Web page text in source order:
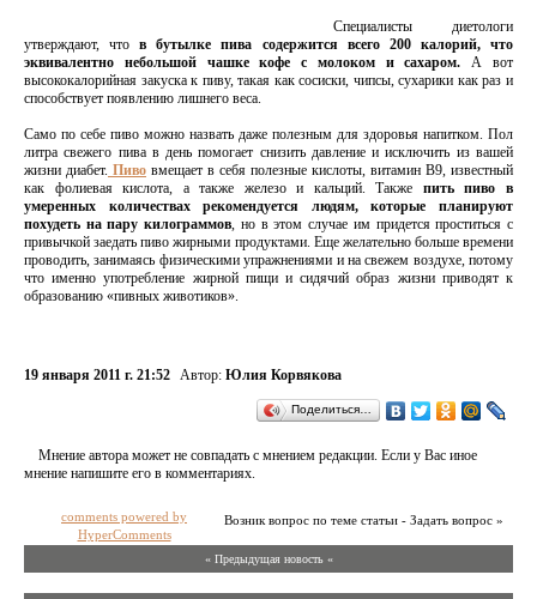
Специалисты диетологи
утверждают, чтов бутылке пива содержится всего 200 калорий, что
эквивалентно небольшой чашке кофе с молоком и сахаром. А вот
высококалорийная закуска к пиву, такая как сосиски, чипсы, сухарики как раз и
способствует появлению лишнего веса.
Само по себе пиво можно назвать даже полезным для здоровья напитком. Пол
литра свежего пива в день помогает снизить давление и исключить из вашей
жизни диабет. Пиво вмещает в себя полезные кислоты, витамин В9, известный
как фолиевая кислота, а также железо и кальций. Также пить пиво в
умеренных количествах рекомендуется людям, которые планируют
похудеть на пару килограммов, но в этом случае им придется проститься с
привычкой заедать пиво жирными продуктами. Еще желательно больше времени
проводить, занимаясь физическими упражнениями и на свежем воздухе, потому
что именно употребление жирной пищи и сидячий образ жизни приводят к
образованию «пивных животиков».
19 января 2011 г. 21:52 Автор: Юлия Корвякова
Поделиться…
Мнение автора может не совпадать с мнением редакции. Если у Вас иное
мнение напишите его в комментариях.
Возник вопрос по теме статьи - Задать вопрос »
comments powered by
HyperComments
« Предыдущая новость «